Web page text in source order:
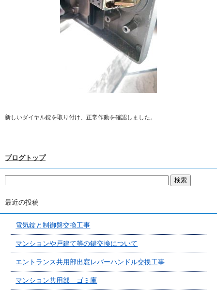
新しいダイヤル錠を取り付け、正常作動を確認しました。
ブログトップ
最近の投稿
電気錠と制御盤交換工事
マンションや戸建て等の鍵交換について
エントランス共用部出窓レバーハンドル交換工事
マンション共用部 ゴミ庫